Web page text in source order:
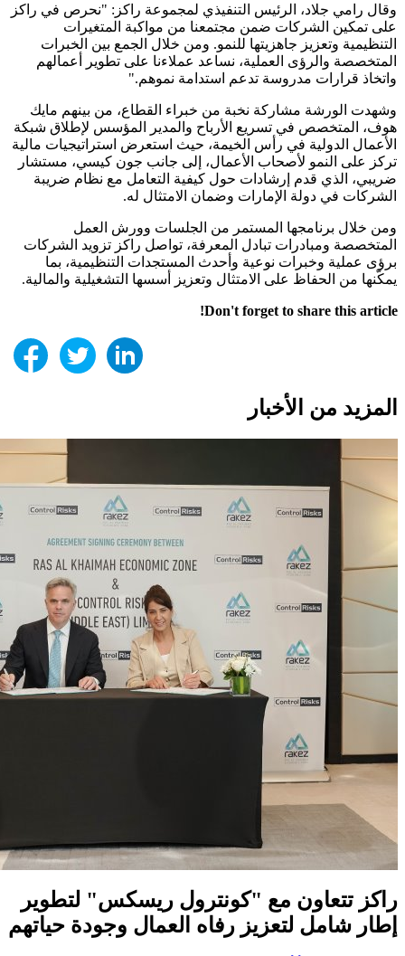
وقال رامي جلاد، الرئيس التنفيذي لمجموعة راكز: "نحرص في راكز
على تمكين الشركات ضمن مجتمعنا من مواكبة المتغيرات
التنظيمية وتعزيز جاهزيتها للنمو. ومن خلال الجمع بين الخبرات
المتخصصة والرؤى العملية، نساعد عملاءنا على تطوير أعمالهم
واتخاذ قرارات مدروسة تدعم استدامة نموهم."
وشهدت الورشة مشاركة نخبة من خبراء القطاع، من بينهم مايك
هوف، المتخصص في تسريع الأرباح والمدير المؤسس لإطلاق شبكة
الأعمال الدولية في رأس الخيمة، حيث استعرض استراتيجيات مالية
تركز على النمو لأصحاب الأعمال، إلى جانب جون كيسي، مستشار
ضريبي، الذي قدم إرشادات حول كيفية التعامل مع نظام ضريبة
الشركات في دولة الإمارات وضمان الامتثال له.
ومن خلال برنامجها المستمر من الجلسات وورش العمل
المتخصصة ومبادرات تبادل المعرفة، تواصل راكز تزويد الشركات
برؤى عملية وخبرات نوعية وأحدث المستجدات التنظيمية، بما
يمكّنها من الحفاظ على الامتثال وتعزيز أسسها التشغيلية والمالية.
Don't forget to share this article!
المزيد من الأخبار
راكز تتعاون مع "كونترول ريسكس" لتطوير
إطار شامل لتعزيز رفاه العمال وجودة حياتهم